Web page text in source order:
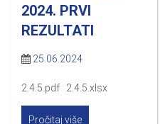
2024. PRVI
REZULTATI
25.06.2024
2.4.5.pdf 2.4.5.xlsx
Pročitaj više